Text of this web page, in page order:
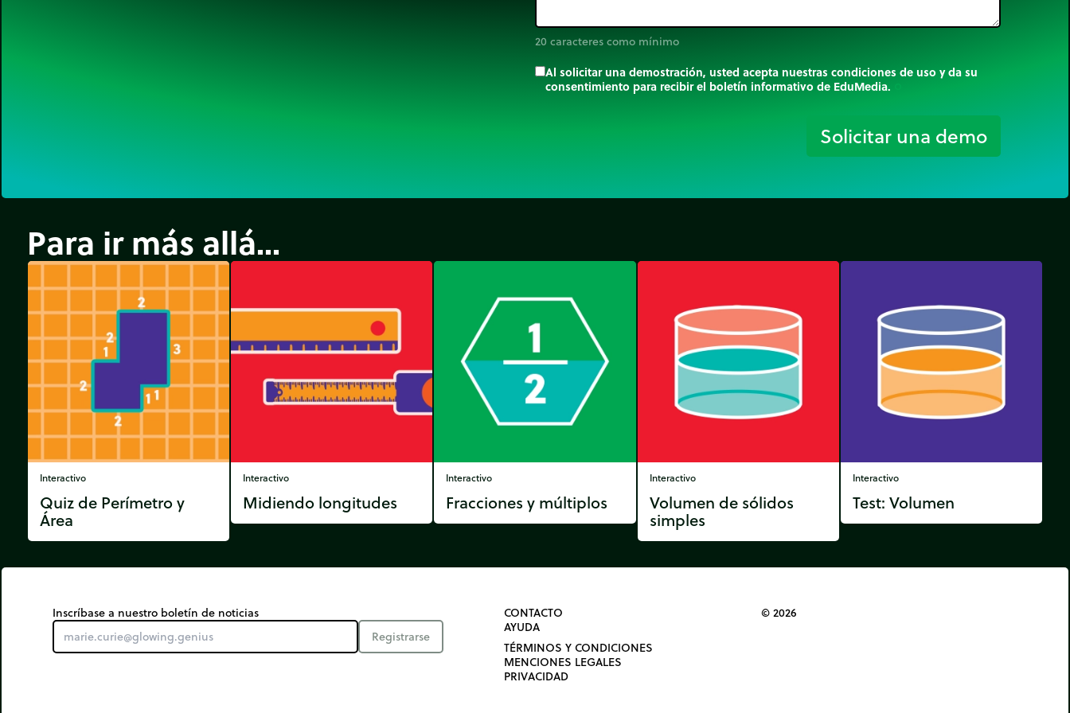
20 caracteres como mínimo
Al solicitar una demostración, usted acepta nuestras condiciones de uso y da su
consentimiento para recibir el boletín informativo de EduMedia.
Solicitar una demo
Para ir más allá...
Interactivo
Quiz de Perímetro y
Área
Interactivo
Midiendo longitudes
Interactivo
Fracciones y múltiplos
Interactivo
Volumen de sólidos
simples
Interactivo
Test: Volumen
Inscríbase a nuestro boletín de noticias
Registrarse
CONTACTO
AYUDA
TÉRMINOS Y CONDICIONES
MENCIONES LEGALES
PRIVACIDAD
© 2026